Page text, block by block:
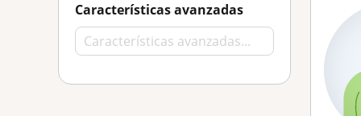
Características avanzadas